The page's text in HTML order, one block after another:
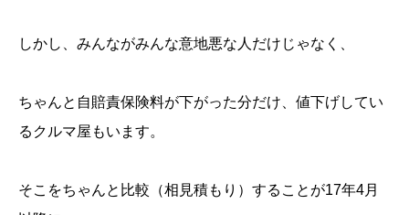
しかし、みんながみんな意地悪な人だけじゃなく、
ちゃんと自賠責保険料が下がった分だけ、値下げしてい
るクルマ屋もいます。
そこをちゃんと比較（相見積もり）することが17年4月